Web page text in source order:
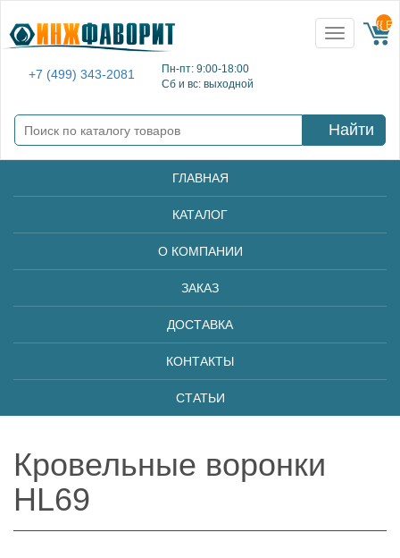
+7 (499) 343-2081
Пн-пт: 9:00-18:00
Сб и вс: выходной
Toggle
navigation
{{
Найти
ГЛАВНАЯ
КАТАЛОГ
О КОМПАНИИ
ЗАКАЗ
ДОСТАВКА
КОНТАКТЫ
СТАТЬИ
Кровельные воронки
HL69